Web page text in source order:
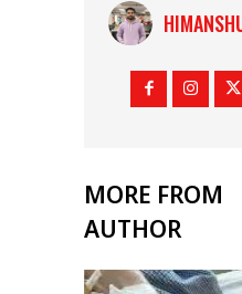
MORE FROM
AUTHOR